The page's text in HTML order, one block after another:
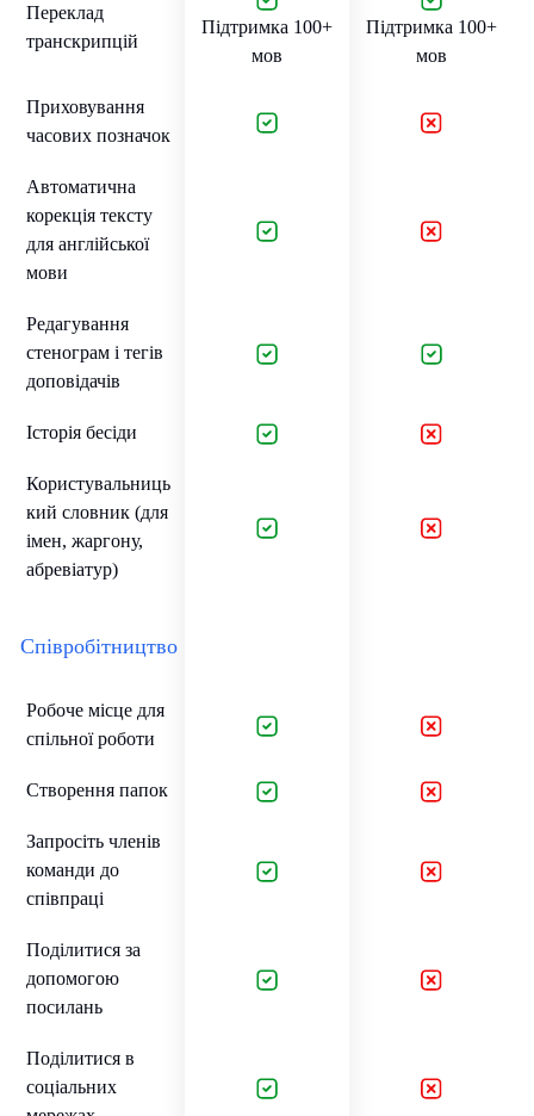
Переклад
транскрипцій
Підтримка 100+
мов
Підтримка 100+
мов
Приховування
часових позначок
Автоматична
корекція тексту
для англійської
мови
Редагування
стенограм і тегів
доповідачів
Історія бесіди
Користувальниць
кий словник (для
імен, жаргону,
абревіатур)
Співробітництво
Робоче місце для
спільної роботи
Створення папок
Запросіть членів
команди до
співпраці
Поділитися за
допомогою
посилань
Поділитися в
соціальних